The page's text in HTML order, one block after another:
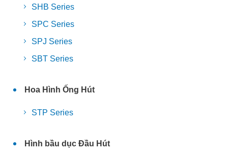
SHB Series
SPC Series
SPJ Series
SBT Series
Hoa Hình Ống Hút
STP Series
Hình bầu dục Đầu Hút